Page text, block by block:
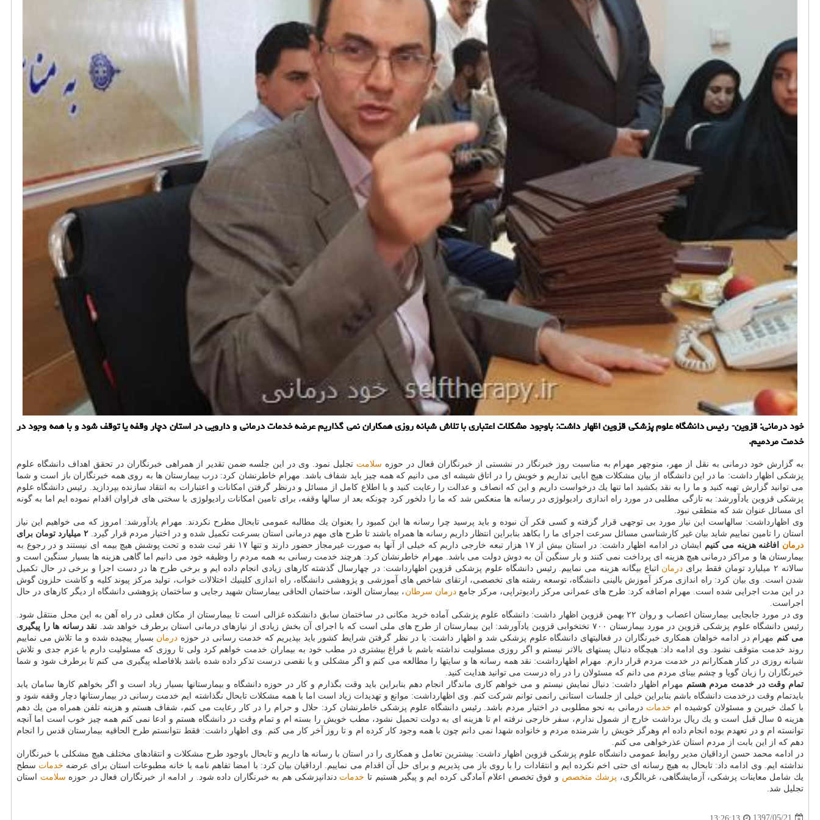
خود درمانی: قزوین- رئیس دانشگاه علوم پزشكی قزوین اظهار داشت: باوجود مشكلات اعتباری با تلاش شبانه روزی همكاران نمی گذاریم عرضه خدمات درمانی و دارویی در استان دچار وقفه یا توقف شود و با همه وجود در
خدمت مردمیم.
به گزارش خود درمانی به نقل از مهر، منوچهر مهرام به مناسبت روز خبرنگار در نشستی از خبرنگاران فعال در حوزه سلامت تجلیل نمود. وی در این جلسه ضمن تقدیر از همراهی خبرنگاران در تحقق اهداف دانشگاه علوم
پزشكی اظهار داشت: ما در این دانشگاه از بیان مشكلات هیچ ابایی نداریم و خویش را در اتاق شیشه ای می دانیم كه همه چیز باید شفاف باشد. مهرام خاطرنشان كرد: درب بیمارستان ها به روی همه خبرنگاران باز است و شما
می توانید گزارش تهیه كنید و ما را به نقد بكشید اما تنها یك درخواست داریم و این كه انصاف و عدالت را رعایت كنید و با اطلاع كامل از مسائل و درنظر گرفتن امكانات و اعتبارات به انتقاد سازنده بپردازید. رئیس دانشگاه علوم
پزشكی قزوین یادآورشد: به تازگی مطلبی در مورد راه اندازی رادیولوژی در رسانه ها منعكس شد كه ما را دلخور كرد چونكه بعد از سالها وقفه، برای تامین امكانات رادیولوژی با سختی های فراوان اقدام نموده ایم اما به گونه
ای مسائل عنوان شد كه منطقی نبود.
وی اظهارداشت: سالهاست این نیاز مورد بی توجهی قرار گرفته و كسی فكر آن نبوده و باید پرسید چرا رسانه ها این كمبود را بعنوان یك مطالبه عمومی تابحال مطرح نكردند. مهرام یادآورشد: امروز كه می خواهیم این نیاز
استان را تامین نماییم شاید بیان غیر كارشناسی مسائل سرعت اجرای ما را بكاهد بنابراین انتظار داریم رسانه ها همراه باشند تا طرح های مهم درمانی استان بسرعت تكمیل شده و در اختیار مردم قرار گیرد. ۲ میلیارد تومان برای
درمان افاغنه هزینه می كنیم
ایشان در ادامه اظهار داشت: در استان بیش از ۱۷ هزار تبعه خارجی داریم كه خیلی از آنها به صورت غیرمجاز حضور دارند و تنها ۱۷ نفر ثبت شده و تحت پوشش هیچ بیمه ای نیستند و در رجوع به
بیمارستان ها و مراكز درمانی هیچ هزینه ای پرداخت نمی كنند و بار سنگین آن به دوش دولت می باشد. مهرام خاطرنشان كرد: هرچند خدمت رسانی به همه مردم را وظیفه خود می دانیم اما گاهی هزینه ها بسیار سنگین است و
سالانه ۲ میلیارد تومان فقط برای
درمان اتباع بیگانه هزینه می نماییم. رئیس دانشگاه علوم پزشكی قزوین اظهارداشت: در چهارسال گذشته كارهای زیادی انجام داده ایم و برخی طرح ها در دست اجرا و برخی در حال تكمیل
شدن است. وی بیان كرد: راه اندازی مركز آموزش بالینی دانشگاه، توسعه رشته های تخصصی، ارتقای شاخص های آموزشی و پژوهشی دانشگاه، راه اندازی كلینیك اختلالات خواب، تولید مركز پیوند كلیه و كاشت حلزون گوش
در این مدت اجرایی شده است. مهرام اضافه كرد: طرح های عمرانی مركز رادیوتراپی، مركز جامعدرمان سرطان ، بیمارستان الوند، ساختمان الحاقی بیمارستان شهید رجایی و ساختمان پژوهشی دانشگاه از دیگر كارهای در حال
اجراست.
وی در مورد جابجایی بیمارستان اعصاب و روان ۲۲ بهمن قزوین اظهار داشت: دانشگاه علوم پزشكی آماده خرید مكانی در ساختمان سابق دانشكده غزالی است تا بیمارستان از مكان فعلی در راه آهن به این محل منتقل شود.
رئیس دانشگاه علوم پزشكی قزوین در مورد بیمارستان ۷۰۰ تختخوابی قزوین یادآورشد: این بیمارستان از طرح های ملی است كه با اجرای آن بخش زیادی از نیازهای درمانی استان برطرف خواهد شد.
نقد رسانه ها را پیگیری
می كنم مهرام در ادامه خواهان همكاری خبرنگاران در فعالیتهای دانشگاه علوم پزشكی شد و اظهار داشت: با در نظر گرفتن شرایط كشور باید بپذیریم كه خدمت رسانی در حوزه درمان بسیار پیچیده شده و ما تلاش می نماییم
روند خدمت متوقف نشود. وی ادامه داد: هیچگاه دنبال پستهای بالاتر نیستم و اگر روزی مسئولیت نداشته باشم با فراغ بیشتری در مطب خود به بیماران خدمت خواهم كرد ولی تا روزی كه مسئولیت دارم با عزم جدی و تلاش
شبانه روزی در كنار همكارانم در خدمت مردم قرار دارم. مهرام اظهارداشت: نقد همه رسانه ها و سایتها را مطالعه می كنم و اگر مشكلی و یا نقصی درست تذكر داده شده باشد بلافاصله پیگیری می كنم تا برطرف شود و شما
خبرنگاران را زبان گویا و چشم بینای مردم می دانم كه مسئولان را در راه درست می توانید هدایت كنید.
تمام وقت در خدمت مردم هستم مهرام اظهار داشت: دنبال نمایش نیستم و می خواهم كاری ماندگار انجام دهم بنابراین باید وقت بگذارم و كار در حوزه دانشگاه و بیمارستانها بسیار زیاد است و اگر بخواهم كارها سامان یابد
بایدتمام وقت درخدمت دانشگاه باشم بنابراین خیلی از جلسات استانی رانمی توانم شركت كنم. وی اظهارداشت: موانع و تهدیدات زیاد است اما با همه مشكلات تابحال نگذاشته ایم خدمت رسانی در بیمارستانها دچار وقفه شود و
با كمك خیرین و مسئولان كوشیده ام خدمات درمانی به نحو مطلوبی در اختیار مردم باشد. رئیس دانشگاه علوم پزشكی خاطرنشان كرد: حلال و حرام را در كار رعایت می كنم، شفاف هستم و هزینه تلفن همراه من یك دهم
هزینه ۵ سال قبل است و یك ریال برداشت خارج از شمول ندارم، سفر خارجی نرفته ام تا هزینه ای به دولت تحمیل نشود، مطب خویش را بسته ام و تمام وقت در دانشگاه هستم و ادعا نمی كنم همه چیز خوب است اما آنچه
توانسته ام و در تعهدم بوده انجام داده ام وهرگز خویش را شرمنده مردم و خانواده شهدا نمی دانم چون با همه وجود كار كرده ام و تا روز آخر كار می كنم. وی اظهار داشت: فقط نتوانستم طرح الحاقیه بیمارستان قدس را انجام
دهم كه از این بابت از مردم استان عذرخواهی می كنم.
در ادامه محمد حسن ارداقیان مدیر روابط عمومی دانشگاه علوم پزشكی قزوین اظهار داشت: بیشترین تعامل و همكاری را در استان با رسانه ها داریم و تابحال باوجود طرح مشكلات و انتقادهای مختلف هیچ مشكلی با خبرنگاران
نداشته ایم. وی ادامه داد: تابحال به هیچ رسانه ای حتی اخم نكرده ایم و انتقادات را با روی باز می پذیریم و برای حل آن اقدام می نماییم. ارداقیان بیان كرد: با امضا تفاهم نامه با خانه مطبوعات استان برای عرضه خدمات سطح
یك شامل معاینات پزشكی، آزمایشگاهی، غربالگری، پزشك متخصص و فوق تخصص اعلام آمادگی كرده ایم و پیگیر هستیم تا خدمات دندانپزشكی هم به خبرنگاران داده شود. ر ادامه از خبرنگاران فعال در حوزه سلامت استان
تجلیل شد.
1397/05/21